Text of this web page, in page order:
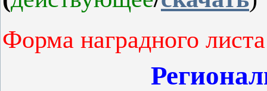
Форма наградного